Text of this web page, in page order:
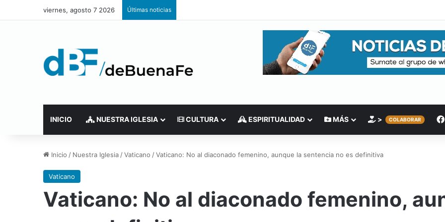
viernes, agosto 7 2026 Últimas noticias
INICIO NUESTRA IGLESIA CULTURA ESPIRITUALIDAD MÁS > COLABORAR
Inicio / Nuestra Iglesia /Vaticano /Vaticano: No al diaconado femenino, aunque la sentencia no es definitiva
Vaticano
Vaticano: No al diaconado femenino,